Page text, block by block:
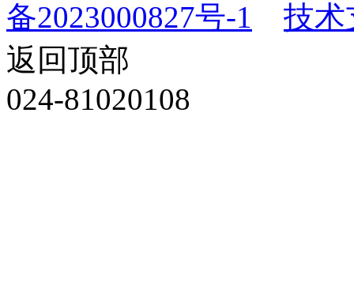
备2023000827号-1
技术
返回顶部
024-81020108